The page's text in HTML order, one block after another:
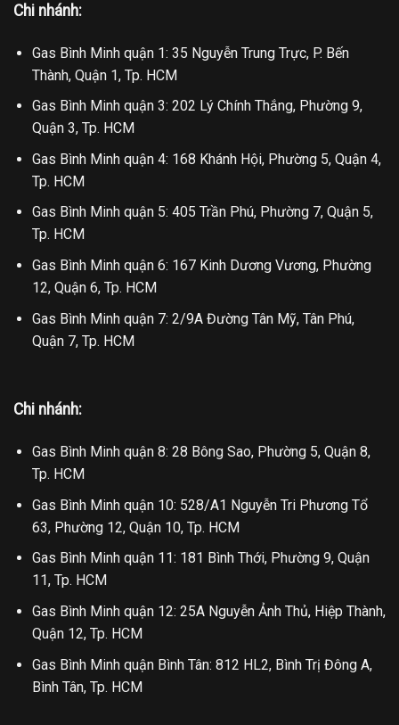
Chi nhánh:
Gas Bình Minh quận 1: 35 Nguyễn Trung Trực, P. Bến
Thành, Quận 1, Tp. HCM
Gas Bình Minh quận 3: 202 Lý Chính Thắng, Phường 9,
Quận 3, Tp. HCM
Gas Bình Minh quận 4: 168 Khánh Hội, Phường 5, Quận 4,
Tp. HCM
Gas Bình Minh quận 5: 405 Trần Phú, Phường 7, Quận 5,
Tp. HCM
Gas Bình Minh quận 6: 167 Kinh Dương Vương, Phường
12, Quận 6, Tp. HCM
Gas Bình Minh quận 7: 2/9A Đường Tân Mỹ, Tân Phú,
Quận 7, Tp. HCM
Chi nhánh:
Gas Bình Minh quận 8: 28 Bông Sao, Phường 5, Quận 8,
Tp. HCM
Gas Bình Minh quận 10: 528/A1 Nguyễn Tri Phương Tổ
63, Phường 12, Quận 10, Tp. HCM
Gas Bình Minh quận 11: 181 Bình Thới, Phường 9, Quận
11, Tp. HCM
Gas Bình Minh quận 12: 25A Nguyễn Ảnh Thủ, Hiệp Thành,
Quận 12, Tp. HCM
Gas Bình Minh quận Bình Tân: 812 HL2, Bình Trị Đông A,
Bình Tân, Tp. HCM